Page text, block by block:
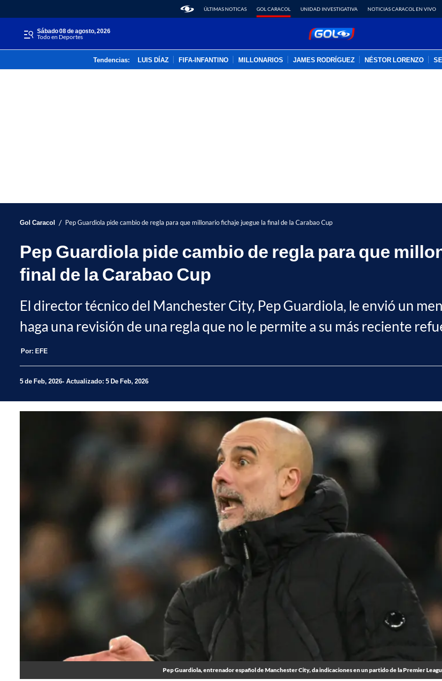
ÚLTIMAS NOTICAS GOL CARACOL UNIDAD INVESTIGATIVA NOTICIAS CARACOL EN VIVO
sábado 08 de agosto, 2026
Todo en Deportes
Tendencias: LUIS DÍAZ FIFA-INFANTINO MILLONARIOS JAMES RODRÍGUEZ NÉSTOR LORENZO
Gol Caracol / Pep Guardiola pide cambio de regla para que millonario fichaje juegue la final de la Carabao Cup
Pep Guardiola pide cambio de regla para que
final de la Carabao Cup
El director técnico del Manchester City, Pep Guardiola, le envió un
haga una revisión de una regla que no le permite a su más reciente
Por: EFE
5 de Feb, 2026 Actualizado: 5 De Feb, 2026
Pep Guardiola, entrenador español de Manchester City, da indicaciones en un partido de la Premier